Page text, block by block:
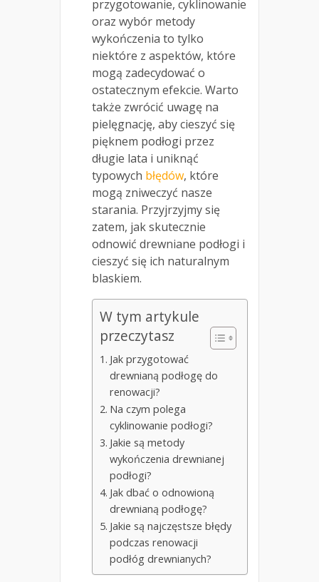
przygotowanie, cyklinowanie
oraz wybór metody
wykończenia to tylko
niektóre z aspektów, które
mogą zadecydować o
ostatecznym efekcie. Warto
także zwrócić uwagę na
pielęgnację, aby cieszyć się
pięknem podłogi przez
długie lata i uniknąć
typowych błędów, które
mogą zniweczyć nasze
starania. Przyjrzyjmy się
zatem, jak skutecznie
odnowić drewniane podłogi i
cieszyć się ich naturalnym
blaskiem.
W tym artykule
przeczytasz
Jak przygotować
drewnianą podłogę do
renowacji?
Na czym polega
cyklinowanie podłogi?
Jakie są metody
wykończenia drewnianej
podłogi?
Jak dbać o odnowioną
drewnianą podłogę?
Jakie są najczęstsze błędy
podczas renowacji
podłóg drewnianych?